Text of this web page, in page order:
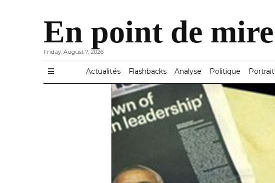
Friday, August 7, 2026
En point de mire
Actualités Flashbacks Analyse Politique Portrait